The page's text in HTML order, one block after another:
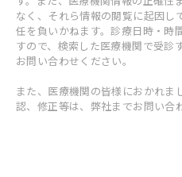
なく、それら情報の閲覧に起因し
任を負いかねます。診療日時・時
すので、検索した医療機関で受診
お問い合わせください。
また、医療機関の皆様におかれ
認、修正等は、弊社までお問い合